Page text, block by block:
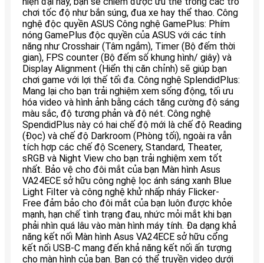
chơi tốc độ như bắn súng, đua xe hay thể thao. Công
nghệ độc quyền ASUS Công nghệ GamePlus: Phím
nóng GamePlus độc quyền của ASUS với các tính
năng như Crosshair (Tâm ngắm), Timer (Bộ đếm thời
gian), FPS counter (Bộ đếm số khung hình/ giây) và
Display Alignment (Hiển thị căn chỉnh) sẽ giúp bạn
chơi game với lợi thế tối đa. Công nghệ SplendidPlus:
Mang lại cho bạn trải nghiệm xem sống động, tối ưu
hóa video và hình ảnh bằng cách tăng cường độ sáng
màu sắc, độ tương phản và độ nét. Công nghệ
SpendidPlus này có hai chế độ mới là chế độ Reading
(Đọc) và chế độ Darkroom (Phòng tối), ngoài ra vẫn
tích hợp các chế độ Scenery, Standard, Theater,
sRGB và Night View cho bạn trải nghiệm xem tốt
nhất. Bảo vệ cho đôi mắt của bạn Màn hình Asus
VA24ECE sở hữu công nghệ lọc ánh sáng xanh Blue
Light Filter và công nghệ khử nhấp nháy Flicker-
Free đảm bảo cho đôi mắt của bạn luôn được khỏe
mạnh, hạn chế tình trạng đau, nhức mỏi mắt khi bạn
phải nhìn quá lâu vào màn hình máy tính. Đa dạng khả
năng kết nối Màn hình Asus VA24ECE sở hữu cổng
kết nối USB-C mang đến khả năng kết nối ấn tượng
cho màn hình của bạn. Bạn có thể truyền video dưới